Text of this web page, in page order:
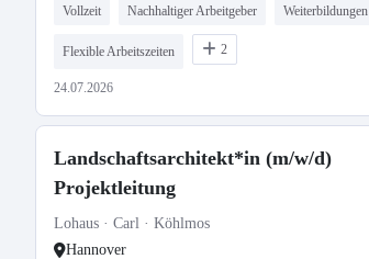
Vollzeit Nachhaltiger Arbeitgeber Weiterbildungen
Flexible Arbeitszeiten 2
24.07.2026
Landschaftsarchitekt*in (m/w/d)
Projektleitung
Lohaus · Carl · Köhlmos
Hannover